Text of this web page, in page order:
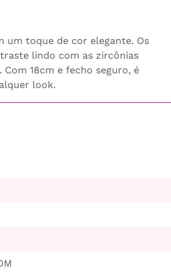
um toque de cor elegante. Os
lindo com as zircônias
18cm e fecho seguro, é
look.